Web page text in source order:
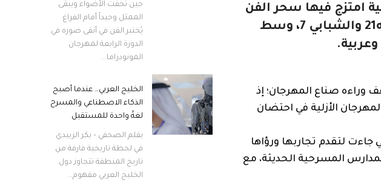
امتزج فيها سحر الفن
في دورته21 والشبابي 7، وسط
وراءه صناع المهرجان؛ إذ
الأزلية في احتضان
لتقدم تجاربها ورؤاها
المسرحية الحديثة، مع
حين تخفت الأضواء ويبقى
الممثل وحيداً أمام الفراغ
يُختبر الفن في أنقى صوره في
الدورة الرابعة لمهرجان
المونودراما...
الخليج العربي… عندما أصبح
الذكاء الاصطناعي والمسرح
لغةً واحدة للمستقبل
بقلم الصحفي – بكر الزبيدي
في لحظة تاريخية فارقة من
تاريخ المنطقة تتجاوز دول
الخليج العربي مفهوم...